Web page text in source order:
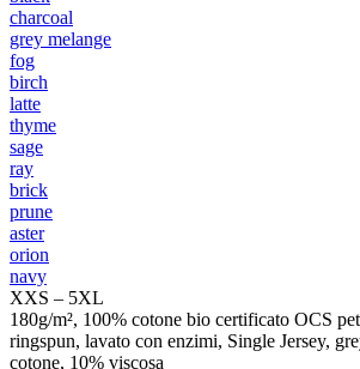
charcoal
grey melange
fog
birch
latte
thyme
sage
ray
brick
prune
aster
orion
navy
XXS – 5XL
180g/m², 100% cotone bio certificato OCS
ringspun, lavato con enzimi, Single Jersey,
cotone, 10% viscosa